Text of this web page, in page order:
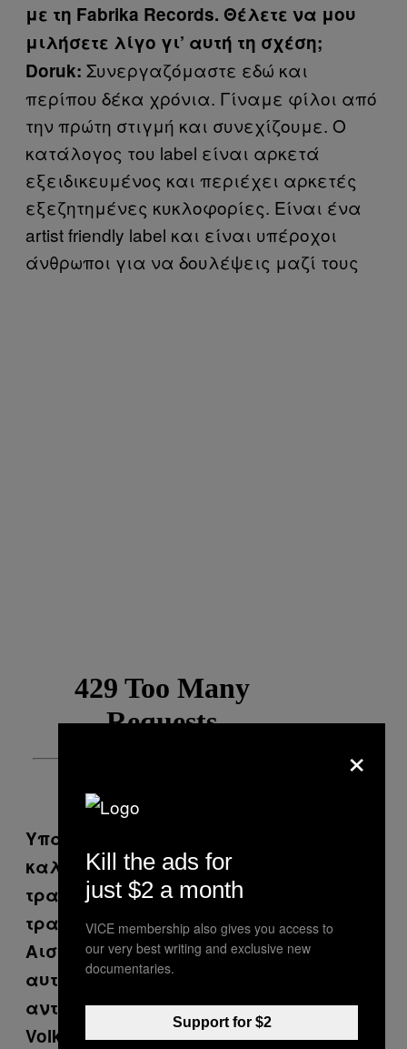
με τη Fabrika Records. Θέλετε να μου
μιλήσετε λίγο γι’ αυτή τη σχέση;
Doruk: Συνεργαζόμαστε εδώ και
περίπου δέκα χρόνια. Γίναμε φίλοι από
την πρώτη στιγμή και συνεχίζουμε. Ο
κατάλογος του label είναι αρκετά
εξειδικευμένος και περιέχει αρκετές
εξεζητημένες κυκλοφορίες. Είναι ένα
artist friendly label και είναι υπέροχοι
άνθρωποι για να δουλέψεις μαζί τους
Υπάρχει μια γενική αίσθηση ότι οι
καλλιτέχνες της darkwave που
τραγουδούν στη μητρική τους γλώσσα
τραβούν την προσοχή τελευταία.
Αισθάνεστε ότι ξεκινήσατε εκ νέου
αυτή τη «μόδα» -παρότι υπήρξαν
αντίστοιχα κύματα και στο παρελθόν;
Volkan:Η μητρική μου γλώσσα είναι
×
Kill the ads for
just $2 a month
VICE membership also gives you access to
our very best writing and exclusive new
documentaries.
Support for $2